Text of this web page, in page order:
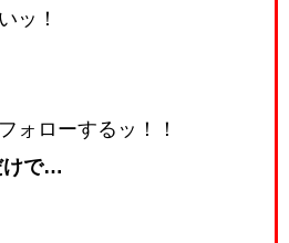
ッ！
ォローするッ！！
けで…